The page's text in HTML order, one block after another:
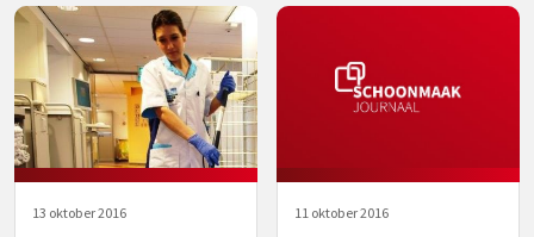
13 oktober 2016 11 oktober 2016